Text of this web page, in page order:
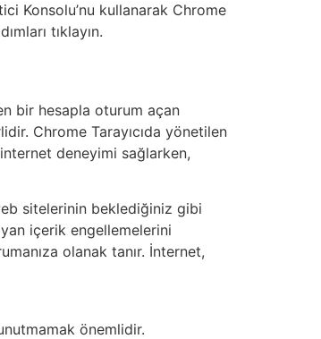
Konsolu’nu kullanarak Chrome
tıklayın.
bir hesapla oturum açan
Chrome Tarayıcıda yönetilen
deneyimi sağlarken,
sitelerinin beklediğiniz gibi
içerik engellemelerini
olanak tanır. İnternet,
önemlidir.